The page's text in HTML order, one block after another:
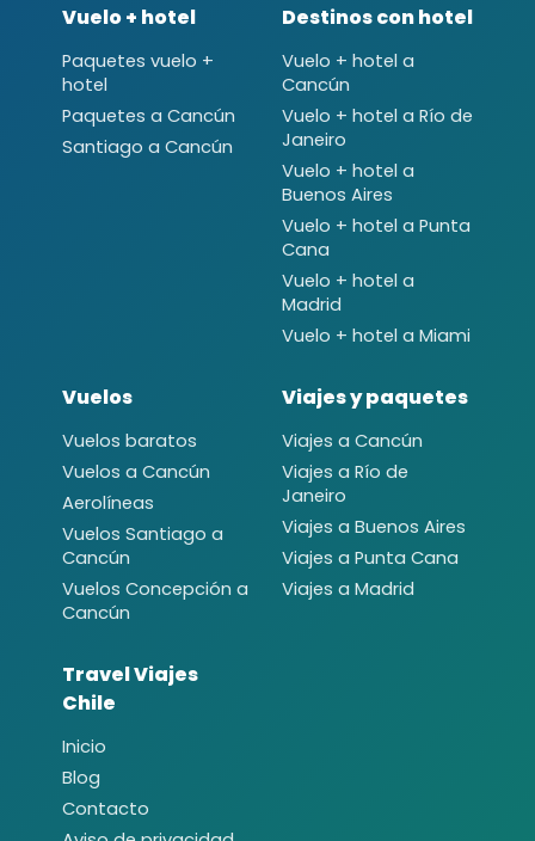
Vuelo + hotel
Paquetes vuelo +
hotel
Paquetes a Cancún
Santiago a Cancún
Destinos con hotel
Vuelo + hotel a
Cancún
Vuelo + hotel a Río de
Janeiro
Vuelo + hotel a
Buenos Aires
Vuelo + hotel a Punta
Cana
Vuelo + hotel a
Madrid
Vuelo + hotel a Miami
Vuelos
Vuelos baratos
Vuelos a Cancún
Aerolíneas
Vuelos Santiago a
Cancún
Vuelos Concepción a
Cancún
Viajes y paquetes
Viajes a Cancún
Viajes a Río de
Janeiro
Viajes a Buenos Aires
Viajes a Punta Cana
Viajes a Madrid
Travel Viajes
Chile
Inicio
Blog
Contacto